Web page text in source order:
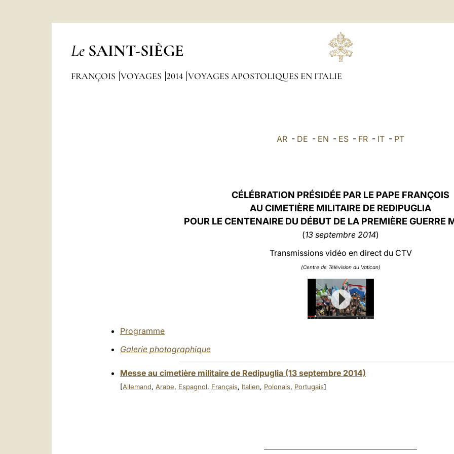
Le SAINT-SIÈGE
FRANÇOIS VOYAGES 2014 VOYAGES APOSTOLIQUES EN ITALIE
AR - DE - EN - ES - FR - IT - PT
CÉLÉBRATION PRÉSIDÉE PAR LE PAPE FRANÇOIS
AU CIMETIÈRE MILITAIRE DE REDIPUGLIA
POUR LE CENTENAIRE DU DÉBUT DE LA PREMIÈRE GUERRE
(13 septembre 2014)
Transmissions vidéo en direct du CTV
(Centre de Télévision du Vatican)
Programme
Galerie photographique
Messe au cimetière militaire de Redipuglia (13 septembre 2014)
[Allemand, Arabe, Espagnol, Français, Italien, Polonais, Portugais]